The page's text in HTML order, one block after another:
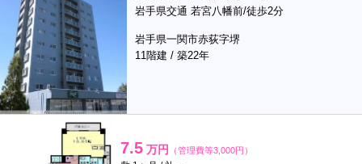
岩手県交通 若宮八幡前/徒歩2分
岩手県一関市赤荻字堺
11階建 / 築22年
7.5 万円 （管理費等3,000円）